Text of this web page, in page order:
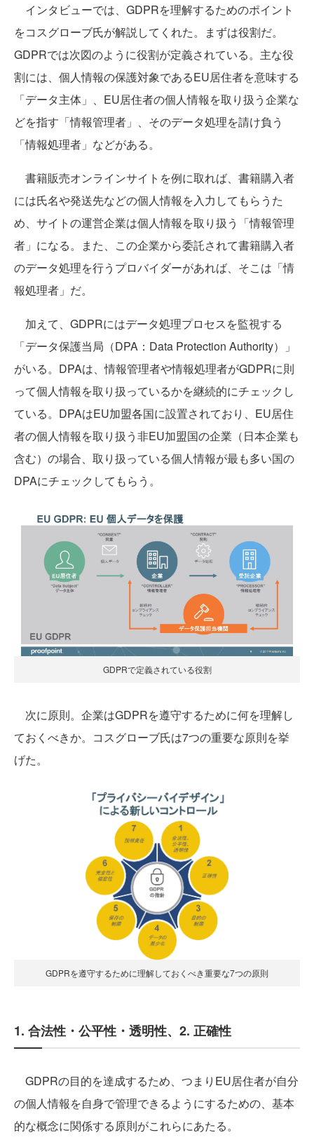
インタビューでは、GDPRを理解するためのポイント
をコスグローブ氏が解説してくれた。まずは役割だ。
GDPRでは次図のように役割が定義されている。主な役
割には、個人情報の保護対象であるEU居住者を意味する
「データ主体」、EU居住者の個人情報を取り扱う企業な
どを指す「情報管理者」、そのデータ処理を請け負う
「情報処理者」などがある。
書籍販売オンラインサイトを例に取れば、書籍購入者
には氏名や発送先などの個人情報を入力してもらうた
め、サイトの運営企業は個人情報を取り扱う「情報管理
者」になる。また、この企業から委託されて書籍購入者
のデータ処理を行うプロバイダーがあれば、そこは「情
報処理者」だ。
加えて、GDPRにはデータ処理プロセスを監視する
「データ保護当局（DPA：Data Protection Authority）」
がいる。DPAは、情報管理者や情報処理者がGDPRに則
って個人情報を取り扱っているかを継続的にチェックし
ている。DPAはEU加盟各国に設置されており、EU居住
者の個人情報を取り扱う非EU加盟国の企業（日本企業も
含む）の場合、取り扱っている個人情報が最も多い国の
DPAにチェックしてもらう。
GDPRで定義されている役割
次に原則。企業はGDPRを遵守するために何を理解し
ておくべきか。コスグローブ氏は7つの重要な原則を挙
げた。
GDPRを遵守するために理解しておくべき重要な7つの原則
1. 合法性・公平性・透明性、2. 正確性
GDPRの目的を達成するため、つまりEU居住者が自分
の個人情報を自身で管理できるようにするための、基本
的な概念に関係する原則がこれらにあたる。